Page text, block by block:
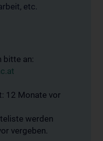
etc.
bitte an:
12 Monate vor
werden
vergeben.